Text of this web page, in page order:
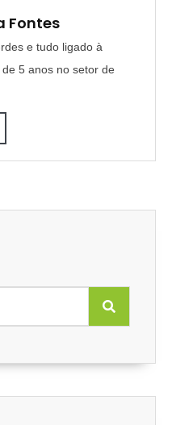
Fontes
e tudo ligado à
5 anos no setor de